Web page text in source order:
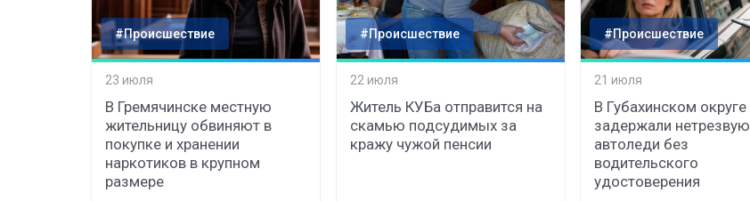
#Происшествие
23 июля
В Гремячинске местную
жительницу обвиняют в
покупке и хранении
наркотиков в крупном
размере
#Происшествие
22 июля
Житель КУБа отправится на
скамью подсудимых за
кражу чужой пенсии
#Происшествие
21 июля
В Губахинском округе
задержали нетрезвую
автоледи без
водительского
удостоверения